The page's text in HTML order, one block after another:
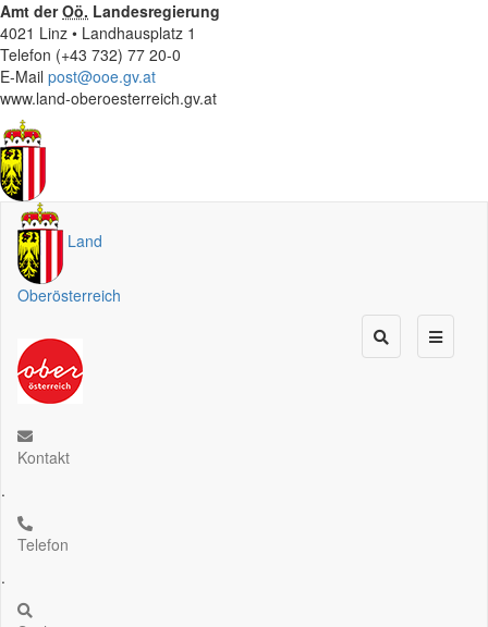
Amt derOö. Landesregierung
4021 Linz • Landhausplatz 1
Telefon (+43 732) 77 20-0
E-Mail post@ooe.gv.at
www.land-oberoesterreich.gv.at
Land
Oberösterreich
Kontakt
.
Telefon
.